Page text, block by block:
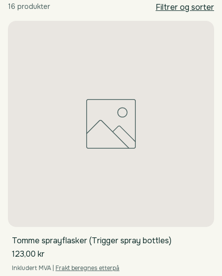
16 produkter Filtrer og sorter
Tomme sprayflasker (Trigger spray bottles)
Pris
123,00 kr
Inkludert MVA | Frakt beregnes etterpå